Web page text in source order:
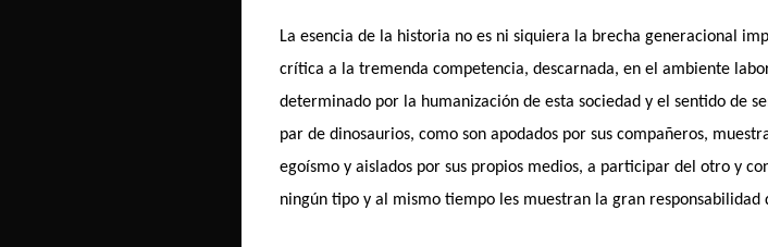
La esencia de la historia no es ni siquiera la brecha generacional
crítica a la tremenda competencia, descarnada, en el ambiente
determinado por la humanización de esta sociedad y el sentido de
par de dinosaurios, como son apodados por sus compañeros,
egoísmo y aislados por sus propios medios, a participar del otro y
ningún tipo y al mismo tiempo les muestran la gran